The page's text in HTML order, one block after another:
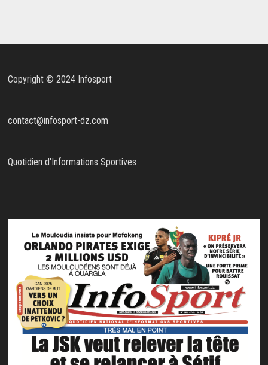
Copyright © 2024 Infosport
contact@infosport-dz.com
Quotidien d'Informations Sportives